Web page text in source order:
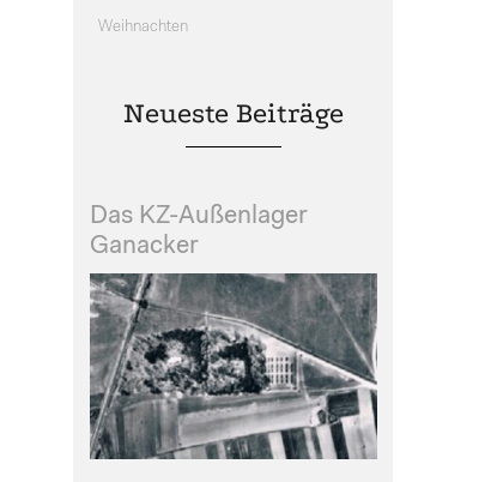
Weihnachten
Neueste Beiträge
Das KZ-Außenlager
Ganacker